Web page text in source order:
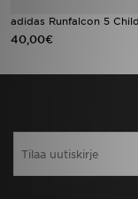
adidas Runfalcon 5
40,00€
Urheilu
Minun JD